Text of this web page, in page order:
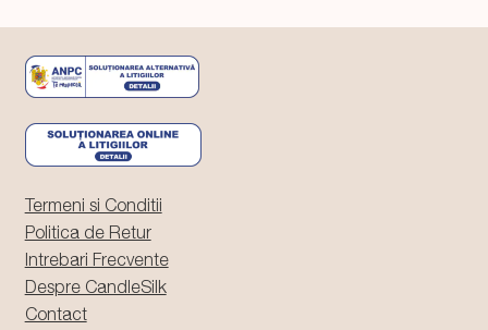
Termeni si Conditii
Politica de Retur
Intrebari Frecvente
Despre CandleSilk
Contact